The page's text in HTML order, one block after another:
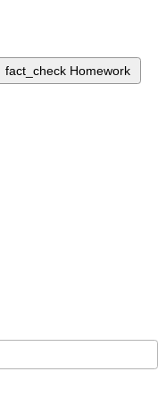
fact_check Homework